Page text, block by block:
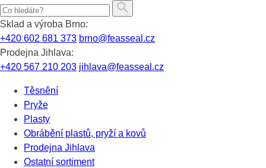
Sklad a výroba Brno:
+420 602 681 373 brno@feasseal.cz
Prodejna Jihlava:
+420 567 210 203 jihlava@feasseal.cz
Těsnění
Pryže
Plasty
Obrábění plastů, pryží a kovů
Prodejna Jihlava
Ostatní sortiment